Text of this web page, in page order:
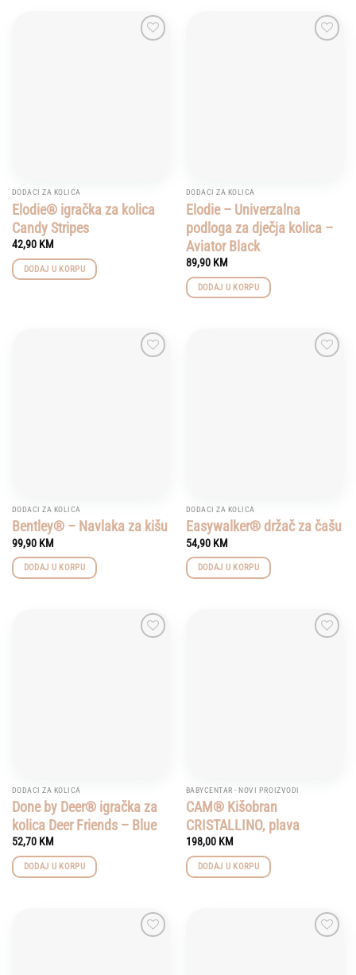
DODACI ZA KOLICA
Elodie® igračka za kolica
Candy Stripes
42,90 KM
DODAJ U KORPU
DODACI ZA KOLICA
Elodie – Univerzalna
podloga za dječja kolica –
Aviator Black
89,90 KM
DODAJ U KORPU
DODACI ZA KOLICA
Bentley® – Navlaka za kišu
99,90 KM
DODAJ U KORPU
DODACI ZA KOLICA
Easywalker® držač za čašu
54,90 KM
DODAJ U KORPU
DODACI ZA KOLICA
Done by Deer® igračka za
kolica Deer Friends – Blue
52,70 KM
DODAJ U KORPU
BABYCENTAR - NOVI PROIZVODI
CAM® Kišobran
CRISTALLINO, plava
198,00 KM
DODAJ U KORPU